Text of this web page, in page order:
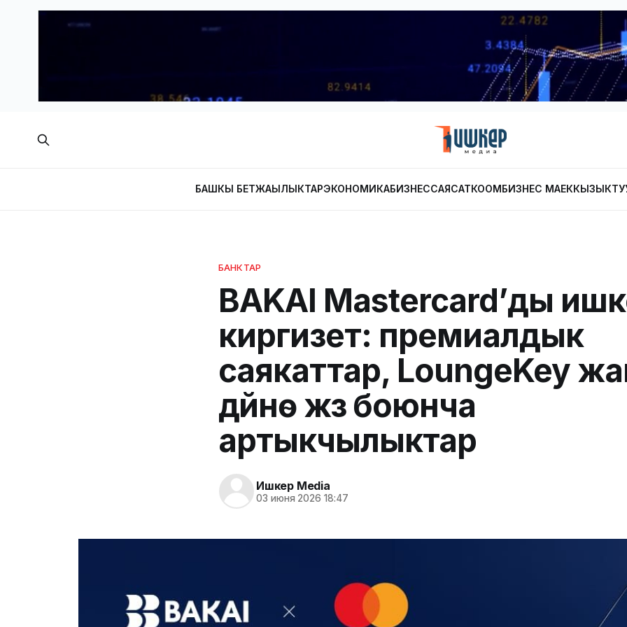
БАШКЫ БЕТЖАҢЫЛЫКТАРЭКОНОМИКАБИЗНЕССАЯСАТКООМБИЗНЕС МАЕК
БАНКТАР
BAKAI Mastercard’ды
киргизет: премиалдык
саякаттар, LoungeKey
дүйнө жүзү боюнча
артыкчылыктар
Ишкер Media
03 июня 2026 18:47